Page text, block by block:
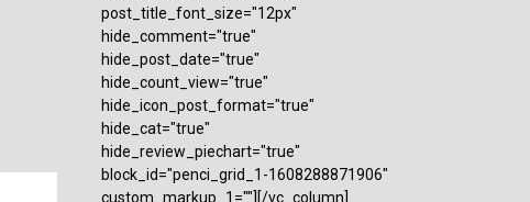
post_title_font_size="12px"
hide_comment="true"
hide_post_date="true"
hide_count_view="true"
hide_icon_post_format="true"
hide_cat="true"
hide_review_piechart="true"
block_id="penci_grid_1-1608288871906"
custom_markup_1=""][/vc_column]